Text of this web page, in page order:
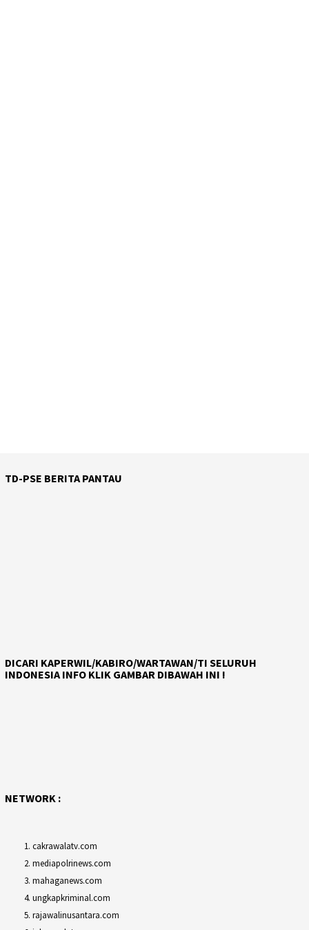
TD-PSE BERITA PANTAU
DICARI KAPERWIL/KABIRO/WARTAWAN/TI SELURUH
INDONESIA INFO KLIK GAMBAR DIBAWAH INI !
NETWORK :
cakrawalatv.com
mediapolrinews.com
mahaganews.com
ungkapkriminal.com
rajawalinusantara.com